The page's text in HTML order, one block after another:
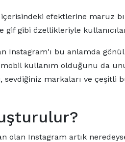
efektlerine maruz
gif gibi özellikleriyle
bu anlamda gönül
kullanım olduğunu da
sevdiğiniz markaları ve
olan Instagram artık